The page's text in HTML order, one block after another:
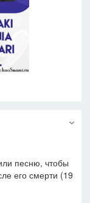
песню, чтобы
его смерти (19